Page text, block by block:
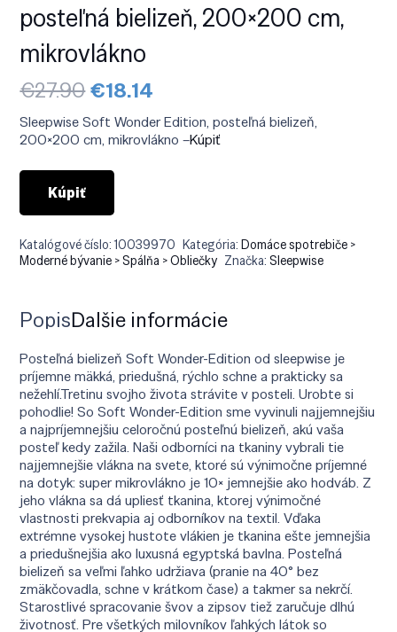
posteľná bielizeň, 200×200 cm,
mikrovlákno
€27.90Pôvodná
cena
bola:
€27.90.
€18.14
je:
€18.14.
Sleepwise Soft Wonder Edition, posteľná bielizeň,
200×200 cm, mikrovlákno –Kúpiť
Kúpiť
Katalógové číslo:10039970 Kategória:Domáce spotrebiče >
Moderné bývanie > Spálňa > Obliečky Značka:Sleepwise
PopisĎalšie informácie
Posteľná bielizeň Soft Wonder-Edition od sleepwise je
príjemne mäkká, priedušná, rýchlo schne a prakticky sa
nežehlí.Tretinu svojho života strávite v posteli. Urobte si
pohodlie! So Soft Wonder-Edition sme vyvinuli najjemnejšiu
a najpríjemnejšiu celoročnú posteľnú bielizeň, akú vaša
posteľ kedy zažila. Naši odborníci na tkaniny vybrali tie
najjemnejšie vlákna na svete, ktoré sú výnimočne príjemné
na dotyk: super mikrovlákno je 10× jemnejšie ako hodváb. Z
jeho vlákna sa dá upliesť tkanina, ktorej výnimočné
vlastnosti prekvapia aj odborníkov na textil. Vďaka
extrémne vysokej hustote vlákien je tkanina ešte jemnejšia
a priedušnejšia ako luxusná egyptská bavlna. Posteľná
bielizeň sa veľmi ľahko udržiava (pranie na 40° bez
zmäkčovadla, schne v krátkom čase) a takmer sa nekrčí.
Starostlivé spracovanie švov a zipsov tiež zaručuje dlhú
životnosť. Pre všetkých milovníkov ľahkých látok so